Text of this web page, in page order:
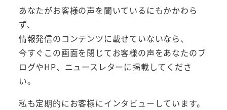
あなたがお客様の声を聞いているにもかかわら
ず、
情報発信のコンテンツに載せていないなら、
今すぐこの画面を閉じてお客様の声をあなたのブ
ログやHP、ニュースレターに掲載してくださ
い。
私も定期的にお客様にインタビューしています。